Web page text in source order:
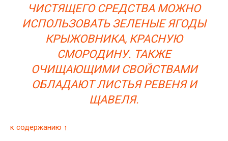
ЧИСТЯЩЕГО СРЕДСТВА МОЖНО
ИСПОЛЬЗОВАТЬ ЗЕЛЕНЫЕ ЯГОДЫ
КРЫЖОВНИКА, КРАСНУЮ
СМОРОДИНУ. ТАКЖЕ
ОЧИЩАЮЩИМИ СВОЙСТВАМИ
ОБЛАДАЮТ ЛИСТЬЯ РЕВЕНЯ И
ЩАВЕЛЯ.
к содержанию ↑